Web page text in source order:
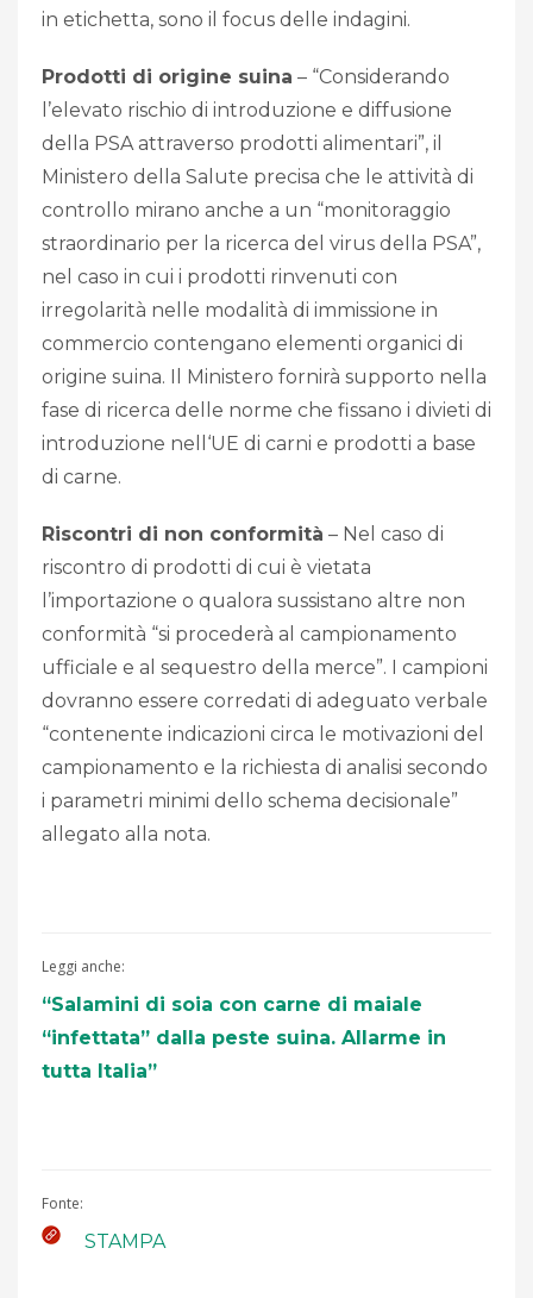
in etichetta, sono il focus delle indagini.
Prodotti di origine suina – “Considerando
l’elevato rischio di introduzione e diffusione
della PSA attraverso prodotti alimentari”, il
Ministero della Salute precisa che le attività di
controllo mirano anche a un “monitoraggio
straordinario per la ricerca del virus della PSA”,
nel caso in cui i prodotti rinvenuti con
irregolarità nelle modalità di immissione in
commercio contengano elementi organici di
origine suina. Il Ministero fornirà supporto nella
fase di ricerca delle norme che fissano i divieti di
introduzione nell‘UE di carni e prodotti a base
di carne.
Riscontri di non conformità – Nel caso di
riscontro di prodotti di cui è vietata
l’importazione o qualora sussistano altre non
conformità “si procederà al campionamento
ufficiale e al sequestro della merce”. I campioni
dovranno essere corredati di adeguato verbale
“contenente indicazioni circa le motivazioni del
campionamento e la richiesta di analisi secondo
i parametri minimi dello schema decisionale”
allegato alla nota.
Leggi anche:
“Salamini di soia con carne di maiale
“infettata” dalla peste suina. Allarme in
tutta Italia”
Fonte:
STAMPA